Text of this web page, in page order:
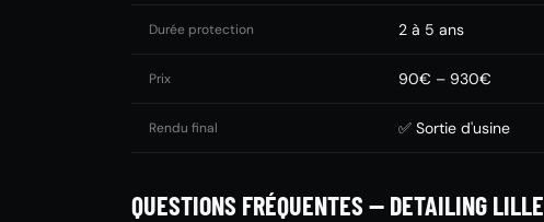
Durée protection 2 à 5 ans
Prix 90€ – 930€
Rendu final ✅ Sortie d'usine
QUESTIONS FRÉQUENTES — DETAILING LILLE